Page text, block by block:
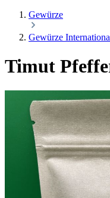
Gewürze
Gewürze
Timut